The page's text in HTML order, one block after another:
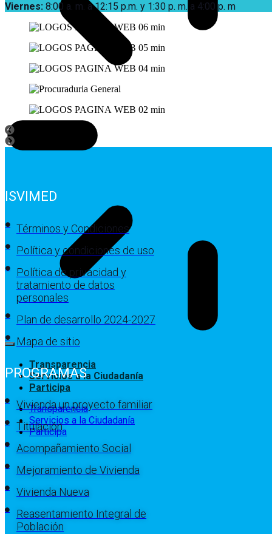
Transparencia
Servicios a la Ciudadanía
Participa
Transparencia
Servicios a la Ciudadanía
Participa
Viernes: 8:00 a. m. a 12:15 p.m. y 1:30 p. m. a 4:00 p. m
ISVIMED
Términos y Condiciones
Política y condiciones de uso
Política de privacidad y
tratamiento de datos
personales
Plan de desarrollo 2024-2027
Mapa de sitio
PROGRAMAS
Vivienda un proyecto familiar
Titulación
Acompañamiento Social
Mejoramiento de Vivienda
Vivienda Nueva
Reasentamiento Integral de
Población